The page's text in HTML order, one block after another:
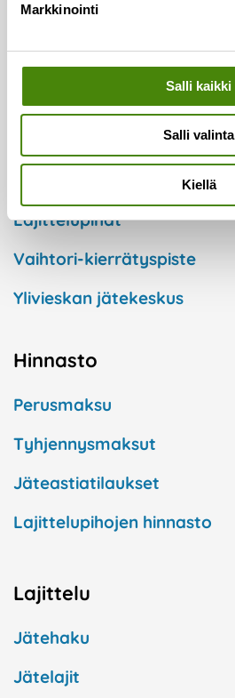
Markkinointi
Salli kaikki
Salli valinta
Kiellä
Yritykset
Lajittelupihat
Vaihtori-kierrätyspiste
Ylivieskan jätekeskus
Hinnasto
Perusmaksu
Tyhjennysmaksut
Jäteastiatilaukset
Lajittelupihojen hinnasto
Lajittelu
Jätehaku
Jätelajit